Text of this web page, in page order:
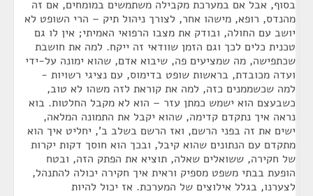
בסוף, אבל אם במערכת מקבילה משתמשים במומחים, אם זה
מהנדס, רופא, מישהו אחר, לצורך ניהול תיק – הרי השופט לא
יושב עם החולה, ובודק את מצבו הרפואי האמיתי; אין לו גם
טכנית כלים לכך וגם הזמן שוודאי זה ייקח. למה את חושבת
שכתפישה, מה שמציעים פה, שיבוא אדם, שהוא ימונה על-ידי
ועדה מכובדת, בראשות שופט בדימוס, עם נציגי רשויות -
למה שכשממנים כזה, למה את קוראת לזה משהו לא טוב,
כשבעצם הוא ישמש כמתן עזר – הוא לא מקבל החלטות. בוא
נראה איך נתקדם קדימה, שהוא יקבל את התמונה המלאה,
ישים את זה בפני הרשם, ואז הרשם בשלב ב', יחליט איך הוא
מתקדם עם הנתונים שהוא קיבל, ובכך הוא חוסך דקות יקרות
של חקירה, ששואלים שאלה, תוציא את הפתק הזה, ובטח
הופעת בבתי משפט מספיק וראית איך חקירה יכולה להתנהל,
לצערנו, בגלל אילוצים של המערכת. אז יכול להיות